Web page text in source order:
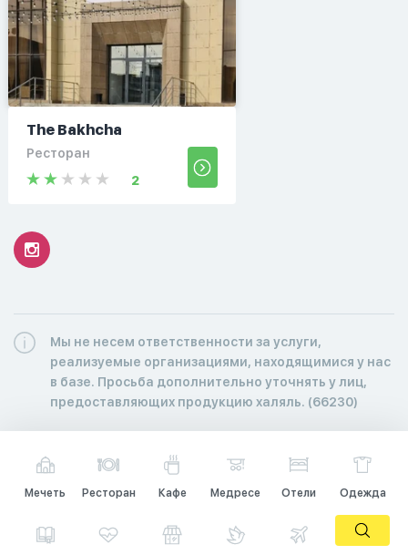
The Bakhcha
Ресторан
2
Мы не несем ответственности за услуги,
реализуемые организациями, находящимися у нас
в базе. Просьба дополнительно уточнять у лиц,
предоставляющих продукцию халяль. (66230)
Мечеть Ресторан Кафе Медресе Отели Одежда